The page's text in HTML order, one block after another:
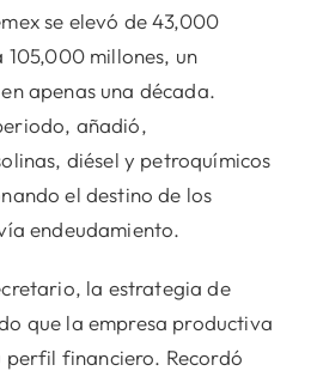
se elevó de 43,000
105,000 millones, un
apenas una década.
añadió,
diésel y petroquímicos
el destino de los
endeudamiento.
la estrategia de
que la empresa productiva
perfil financiero. Recordó